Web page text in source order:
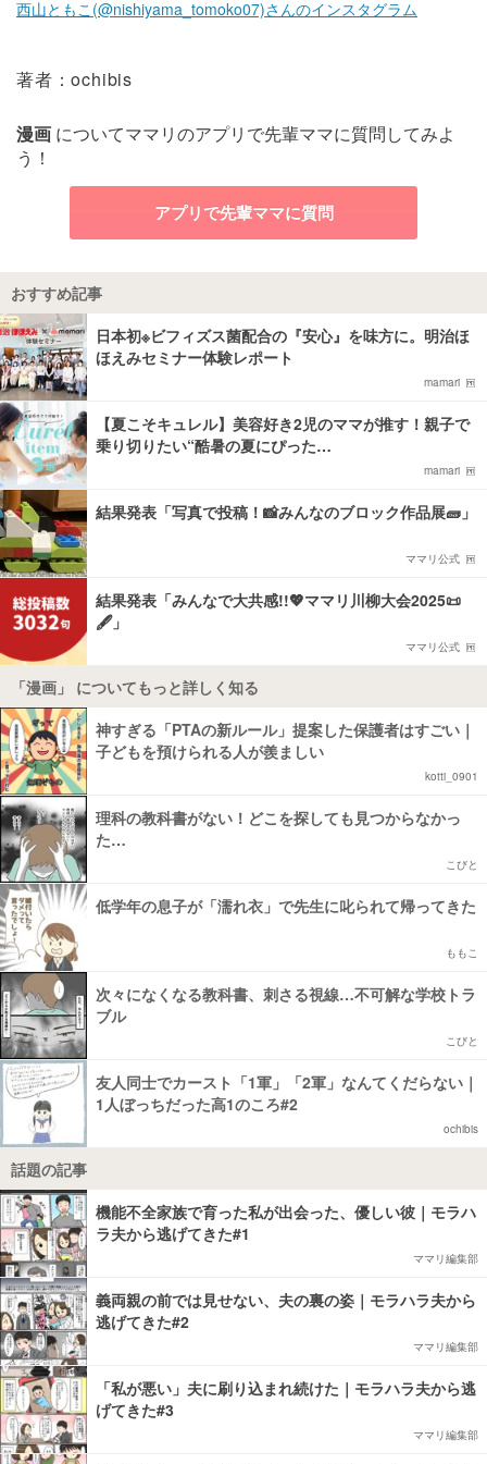
西山ともこ(@nishiyama_tomoko07)さんのインスタグラム
著者：ochibis
漫画 についてママリのアプリで先輩ママに質問してみよ
う！
アプリで先輩ママに質問
おすすめ記事
日本初※ビフィズス菌配合の『安心』を味方に。明治ほ
ほえみセミナー体験レポート
mamari
【夏こそキュレル】美容好き2児のママが推す！親子で
乗り切りたい“酷暑の夏にぴった…
mamari
結果発表「写真で投稿！📸みんなのブロック作品展🧱」
ママリ公式
結果発表「みんなで大共感!!💖ママリ川柳大会2025📜
🖋️」
ママリ公式
「漫画」 についてもっと詳しく知る
神すぎる「PTAの新ルール」提案した保護者はすごい｜
子どもを預けられる人が羨ましい
kotti_0901
理科の教科書がない！どこを探しても見つからなかっ
た…
こびと
低学年の息子が「濡れ衣」で先生に叱られて帰ってきた
ももこ
次々になくなる教科書、刺さる視線…不可解な学校トラ
ブル
こびと
友人同士でカースト「1軍」「2軍」なんてくだらない｜
1人ぼっちだった高1のころ#2
ochibis
話題の記事
機能不全家族で育った私が出会った、優しい彼｜モラハ
ラ夫から逃げてきた#1
ママリ編集部
義両親の前では見せない、夫の裏の姿｜モラハラ夫から
逃げてきた#2
ママリ編集部
「私が悪い」夫に刷り込まれ続けた｜モラハラ夫から逃
げてきた#3
ママリ編集部